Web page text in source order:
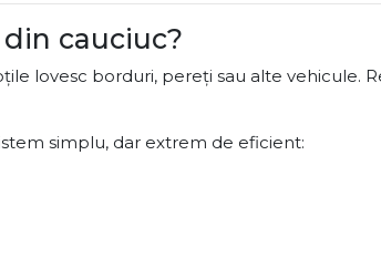
cauciuc?
lovesc borduri, pereți sau alte vehicule.
simplu, dar extrem de eficient: